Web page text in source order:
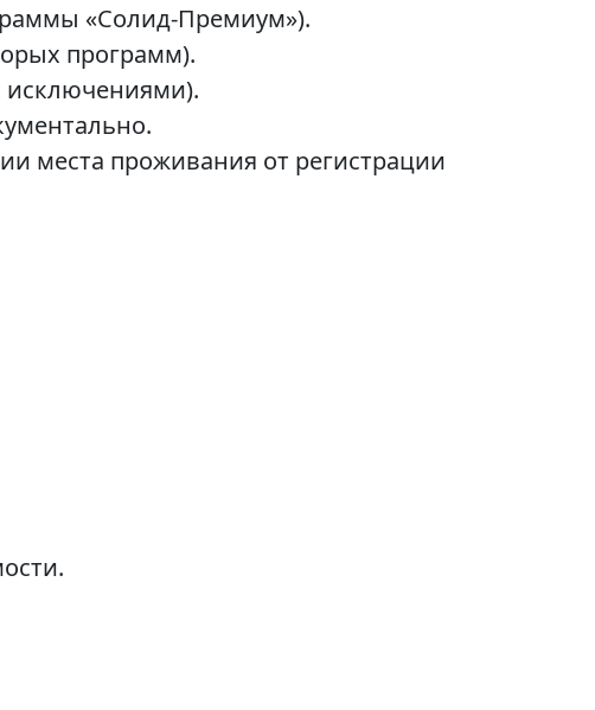
«Солид-Премиум»).
программ).
исключениями).
места проживания от регистрации